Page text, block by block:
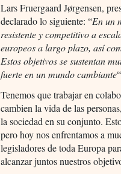
Lars Fruergaard Jørgensen,
declarado lo siguiente: “En un
resistente y competitivo a
europeos a largo plazo, así
Estos objetivos se sustentan
fuerte en un mundo cambiante
Tenemos que trabajar en
cambien la vida de las
la sociedad en su conjunto.
pero hoy nos enfrentamos a
legisladores de toda Europa
alcanzar juntos nuestros